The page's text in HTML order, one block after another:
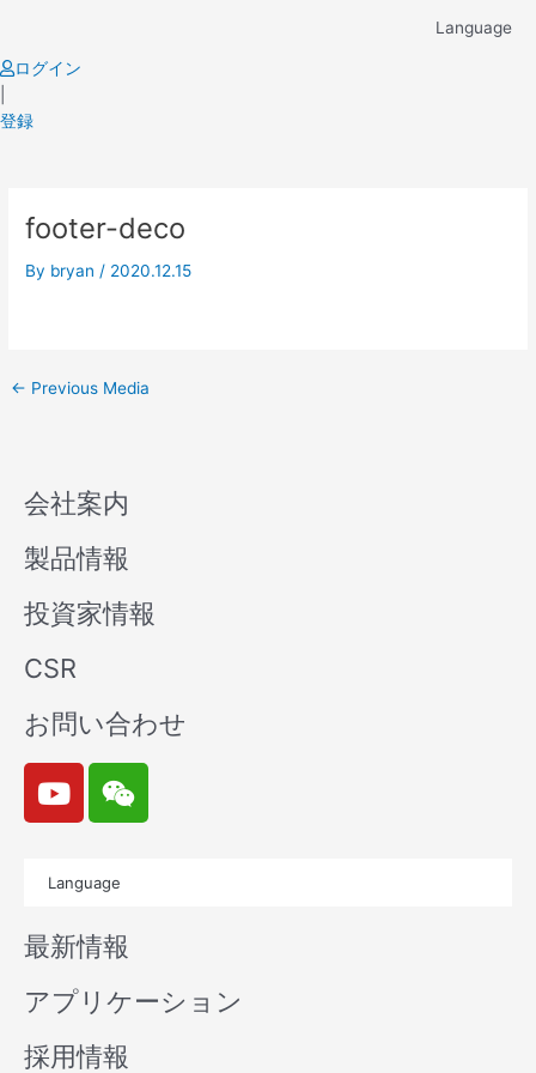
content
Language
ログイン
登録
footer-deco
By bryan / 2020.12.15
navigation
← Previous Media
会社案内
製品情報
投資家情報
CSR
お問い合わせ
Y
o
u
b
e
W
e
i
n
Language
最新情報
アプリケーション
採用情報